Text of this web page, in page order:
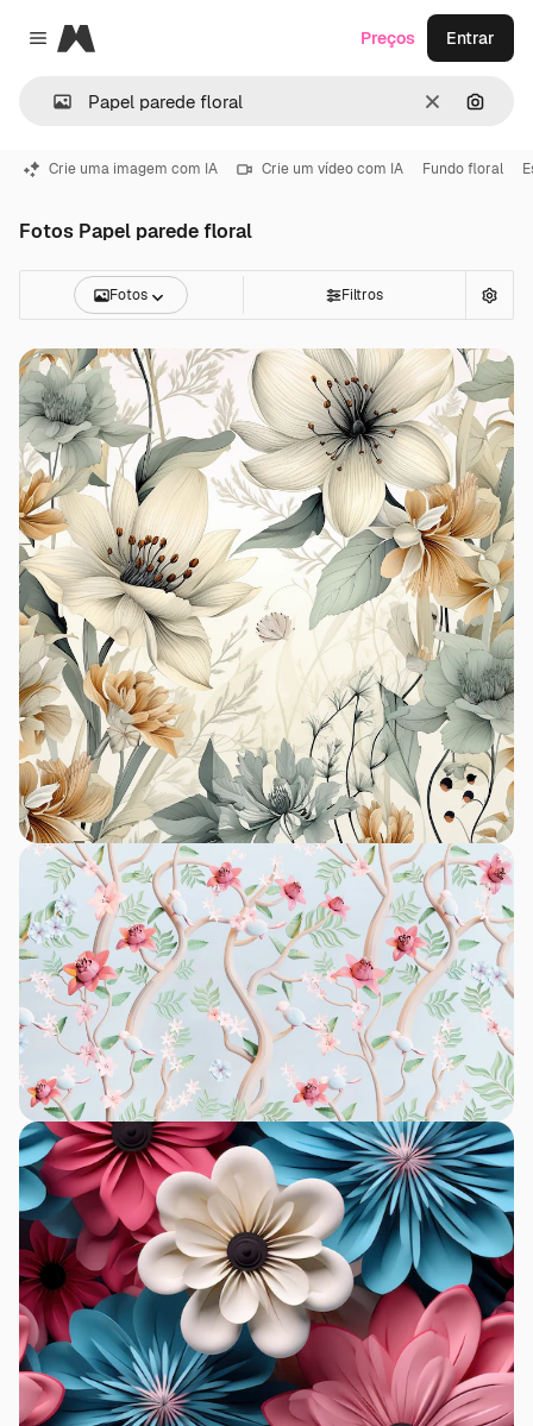
Close menu
Magnific
Limpar
Preços Entrar
Crie uma imagem com IA Crie um vídeo com IA Fundo floral
Fotos Papel parede floral
Fotos Filtros